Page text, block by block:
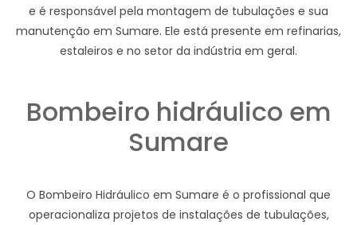
e é responsável pela montagem de tubulações e sua
manutenção em Sumare. Ele está presente em refinarias,
estaleiros e no setor da indústria em geral.
Bombeiro hidráulico em
Sumare
O Bombeiro Hidráulico em Sumare é o profissional que
operacionaliza projetos de instalações de tubulações,